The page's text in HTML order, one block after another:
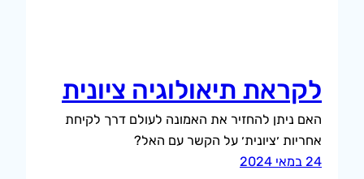
לקראת תיאולוגיה ציונית
האם ניתן להחזיר את האמונה לעולם דרך לקיחת
אחריות ׳ציונית׳ על הקשר עם האל?
24 במאי 2024